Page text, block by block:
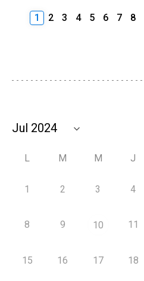
1 2 3 4 5 6 7 8
L M M J
1 2 3 4
8 9 10 11
15 16 17 18